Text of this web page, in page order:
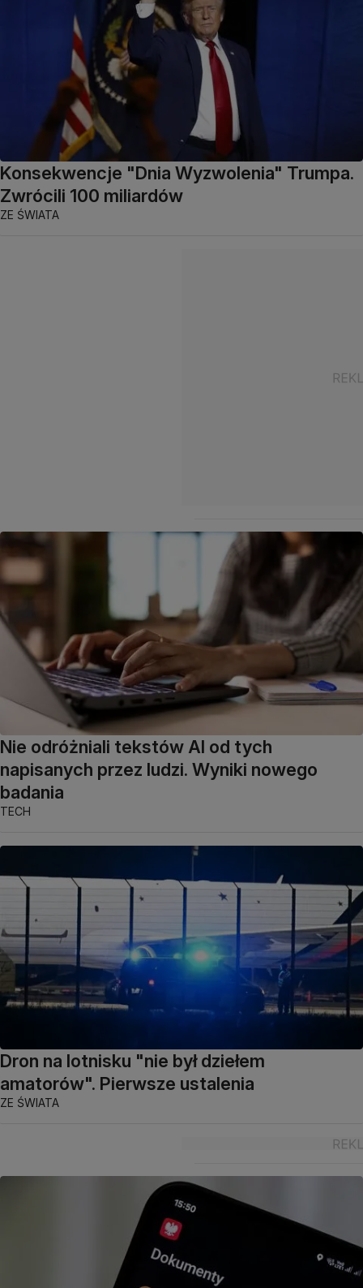
Konsekwencje "Dnia Wyzwolenia" Trumpa.
Zwrócili 100 miliardów
ZE ŚWIATA
Nie odróżniali tekstów AI od tych
napisanych przez ludzi. Wyniki nowego
badania
TECH
Dron na lotnisku "nie był dziełem
amatorów". Pierwsze ustalenia
ZE ŚWIATA